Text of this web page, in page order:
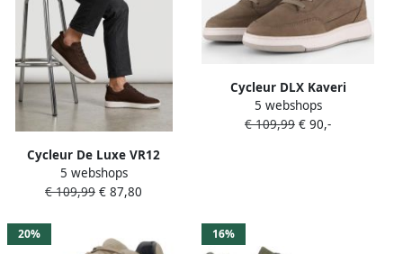
Cycleur De Luxe VR12
Sneakers bruin Suede
5 webshops
€ 109,99 € 87,80
Cycleur DLX Kaveri
Veterschoenen Heren Taupe
5 webshops
€ 109,99 € 90,-
20% 16%